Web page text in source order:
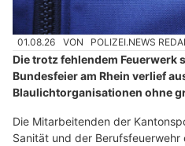
01.08.26 VON POLIZEI.NEWS
Die trotz fehlendem Feuerwerk
Bundesfeier am Rhein verlief
Blaulichtorganisationen ohne
Die Mitarbeitenden der
Sanität und der